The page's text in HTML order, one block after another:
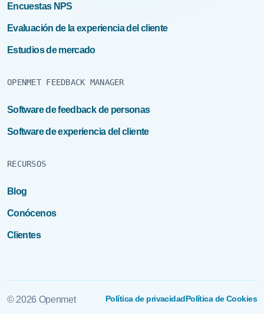
Encuestas NPS
Evaluación de la experiencia del cliente
Estudios de mercado
OPENMET FEEDBACK MANAGER
Software de feedback de personas
Software de experiencia del cliente
RECURSOS
Blog
Conócenos
Clientes
© 2026 Openmet Política de privacidadPolítica de Cookies